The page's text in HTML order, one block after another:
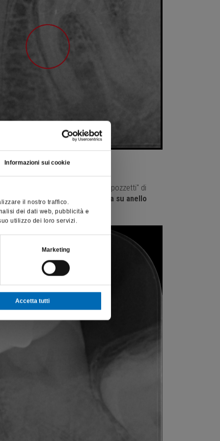
Informazioni sui cookie
il nostro traffico.
dei dati web, pubblicità e
utilizzo dei loro servizi.
Marketing
Accetta tutti
con i cosiddetti "pozzetti" di
efrese sottilissime a
grana rossa su anello